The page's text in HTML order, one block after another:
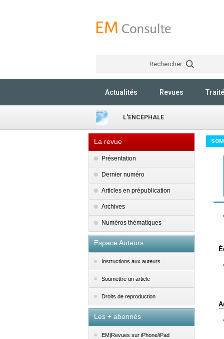
Rechercher
Actualités Revues
L'ENCÉPHALE
La revue
Présentation
Dernier numéro
Articles en prépublication
Archives
Numéros thématiques
Espace Auteurs
Instructions aux auteurs
Soumettre un article
Droits de reproduction
Les + abonnés
EM|Revues sur iPhone/iPad